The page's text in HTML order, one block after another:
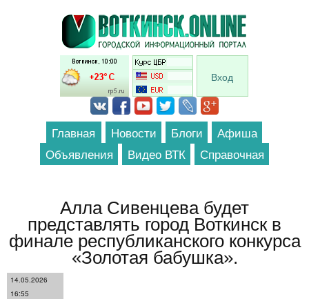
Перейти к основному содержанию
Вход
Главная Новости Блоги
Афиша
Объявления
Видео ВТК Справочная
Алла Сивенцева будет
представлять город Воткинск в
финале республиканского конкурса
«Золотая бабушка».
14.05.2026
16:55